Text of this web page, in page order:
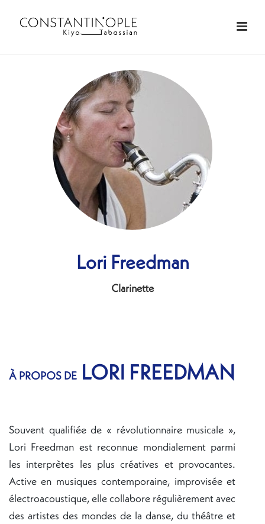
Lori Freedman
Clarinette
À PROPOS DE LORI FREEDMAN
Souvent qualifiée de « révolutionnaire musicale »,
Lori Freedman est reconnue mondialement parmi
les interprètes les plus créatives et provocantes.
Active en musiques contemporaine, improvisée et
électroacoustique, elle collabore régulièrement avec
des artistes des mondes de la danse, du théâtre et